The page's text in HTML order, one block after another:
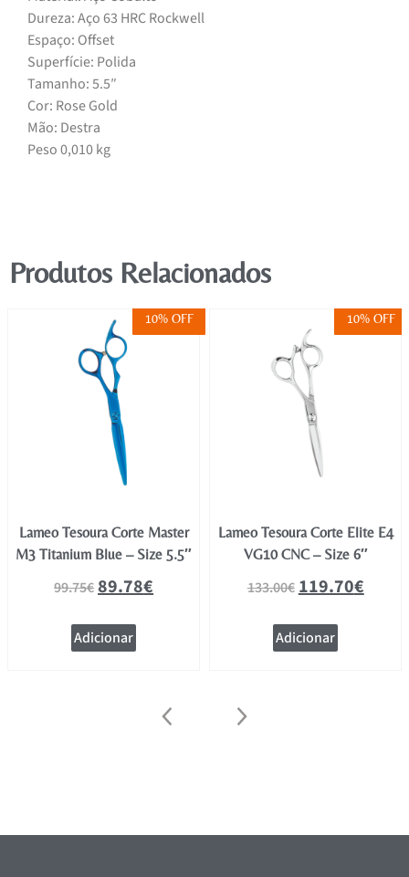
Dureza: Aço 63 HRC Rockwell
Espaço: Offset
Superfície: Polida
Tamanho: 5.5″
Cor: Rose Gold
Mão: Destra
Peso 0,010 kg
Produtos Relacionados
10% OFF
Lameo Tesoura Corte Master
M3 Titanium Blue – Size 5.5″
99.75€89.78€
Adicionar
10% OFF
Lameo Tesoura Corte Elite E4
VG10 CNC – Size 6″
133.00€119.70€
Adicionar